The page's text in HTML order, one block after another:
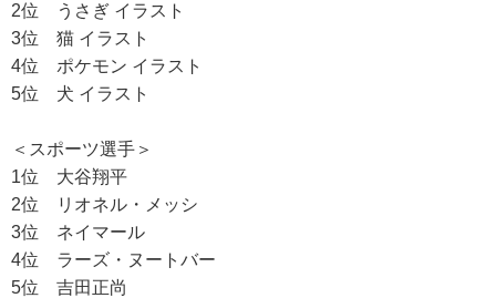
2位 うさぎ イラスト
3位 猫 イラスト
4位 ポケモン イラスト
5位 犬 イラスト
＜スポーツ選手＞
1位 大谷翔平
2位 リオネル・メッシ
3位 ネイマール
4位 ラーズ・ヌートバー
5位 吉田正尚